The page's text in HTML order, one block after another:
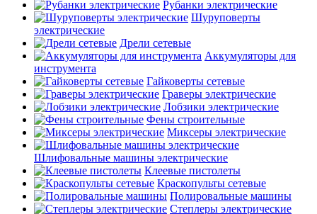
Рубанки электрические
Шуруповерты
электрические
Дрели сетевые
Аккумуляторы для
инструмента
Гайковерты сетевые
Граверы электрические
Лобзики электрические
Фены строительные
Миксеры электрические
Шлифовальные машины электрические
Клеевые пистолеты
Краскопульты сетевые
Полировальные машины
Степлеры электрические